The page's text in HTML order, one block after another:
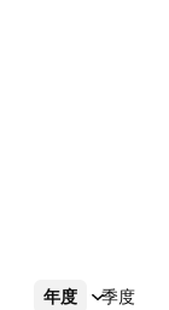
年度 季度
更多